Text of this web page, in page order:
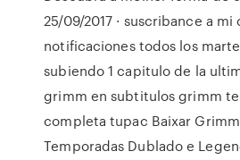
25/09/2017 · suscribance a
notificaciones todos los
subiendo 1 capitulo de la
grimm en subtitulos grimm
completa tupac Baixar Grimm
Temporadas Dublado e